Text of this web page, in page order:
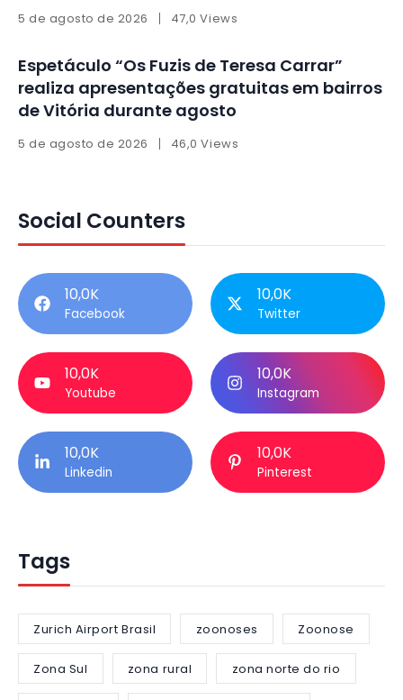
5 de agosto de 2026 47,0 Views
Espetáculo “Os Fuzis de Teresa Carrar”
realiza apresentações gratuitas em bairros
de Vitória durante agosto
5 de agosto de 2026 46,0 Views
Social Counters
10,0K
Facebook
10,0K
Twitter
10,0K
Youtube
10,0K
Instagram
10,0K
Linkedin
10,0K
Pinterest
Tags
Zurich Airport Brasil zoonoses Zoonose
Zona Sul zona rural zona norte do rio